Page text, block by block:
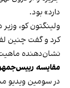
دارد» بود.
ولینگتون کو،
کرد و گفت چنین
نشان‌دهنده
مقایسه
در سومین ویدیو